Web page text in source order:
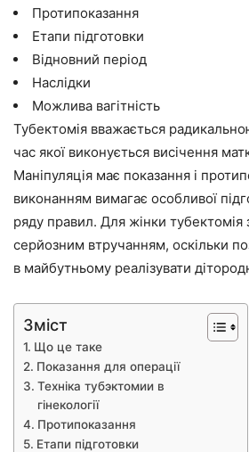
Протипоказання
Етапи підготовки
Відновний період
Наслідки
Можлива вагітність
Тубектомія вважається
час якої виконується висічення
Маніпуляція має показання і
виконанням вимагає особливої
ряду правил. Для жінки тубектомія
серйозним втручанням, оскільки
в майбутньому реалізувати
Зміст
Що це таке
Показання для операції
Техніка тубэктомии в
гінекології
Протипоказання
Етапи підготовки